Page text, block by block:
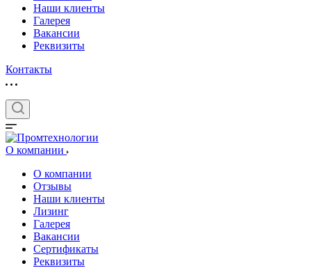
Наши клиенты
Галерея
Вакансии
Реквизиты
Контакты
О компании
О компании
Отзывы
Наши клиенты
Лизинг
Галерея
Вакансии
Сертификаты
Реквизиты